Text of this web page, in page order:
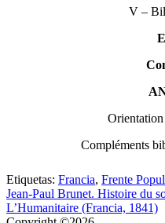
V –
Compléments
Etiquetas: Francia, Frente
Jean-Paul Brunet. Histoire du
L’Humanitaire (Francia, 1841)